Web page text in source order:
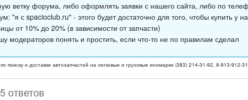
ветку форума, либо оформлять заявки с нашего сайта, либо по
"я с spacioclub.ru" - этого будет достаточно для того, чтобы купить у
от 10% до 20% (в зависимости от запчасти)
модераторов понять и простить, если что-то не по правилам сделал
поиску и доставке автозапчастей на легковые и грузовые иномарки (383) 214-31-92, 8-913-912-
ответов